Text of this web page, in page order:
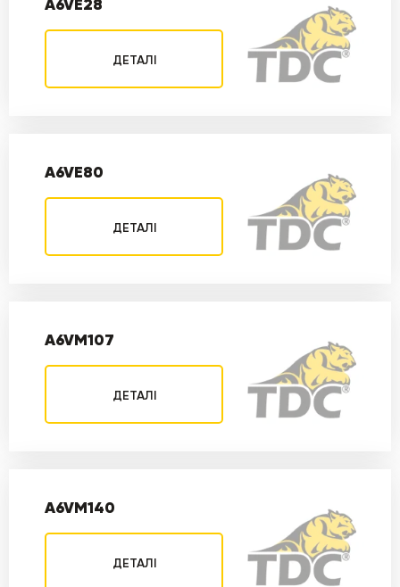
A6VE28
ДЕТАЛІ
A6VE80
ДЕТАЛІ
A6VM107
ДЕТАЛІ
A6VM140
ДЕТАЛІ